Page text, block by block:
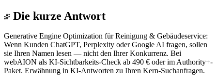
Die kurze Antwort
Generative Engine Optimization für Reinigung & Gebäudeservice:
Wenn Kunden ChatGPT, Perplexity oder Google AI fragen, sollen
sie Ihren Namen lesen — nicht den Ihrer Konkurrenz. Bei
webAION als KI-Sichtbarkeits-Check ab 490 € oder im Authority+-
Paket. Erwähnung in KI-Antworten zu Ihren Kern-Suchanfragen.